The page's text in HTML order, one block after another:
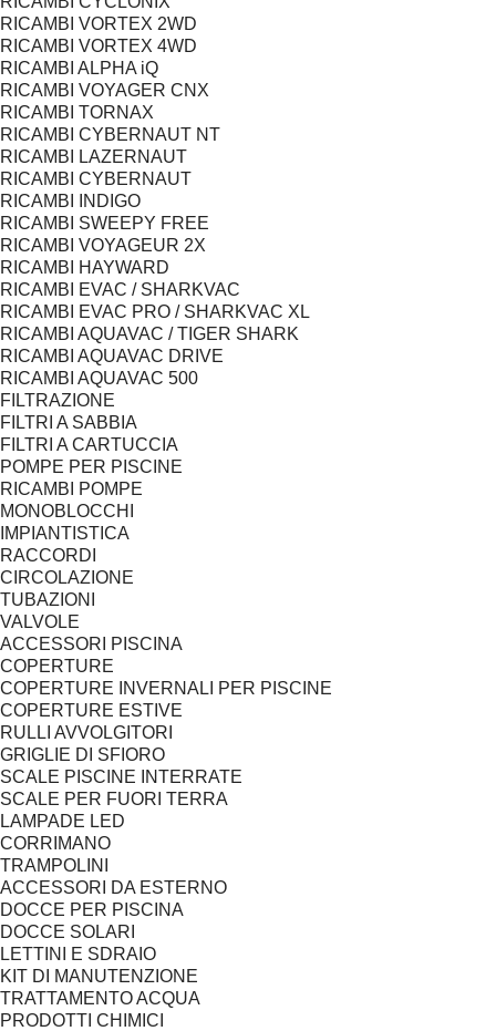
RICAMBI VORTEX 2WD
RICAMBI VORTEX 4WD
RICAMBI ALPHA iQ
RICAMBI VOYAGER CNX
RICAMBI TORNAX
RICAMBI CYBERNAUT NT
RICAMBI LAZERNAUT
RICAMBI CYBERNAUT
RICAMBI INDIGO
RICAMBI SWEEPY FREE
RICAMBI VOYAGEUR 2X
RICAMBI HAYWARD
RICAMBI EVAC / SHARKVAC
RICAMBI EVAC PRO / SHARKVAC XL
RICAMBI AQUAVAC / TIGER SHARK
RICAMBI AQUAVAC DRIVE
RICAMBI AQUAVAC 500
FILTRAZIONE
FILTRI A SABBIA
FILTRI A CARTUCCIA
POMPE PER PISCINE
RICAMBI POMPE
MONOBLOCCHI
IMPIANTISTICA
RACCORDI
CIRCOLAZIONE
TUBAZIONI
VALVOLE
ACCESSORI PISCINA
COPERTURE
COPERTURE INVERNALI PER PISCINE
COPERTURE ESTIVE
RULLI AVVOLGITORI
GRIGLIE DI SFIORO
SCALE PISCINE INTERRATE
SCALE PER FUORI TERRA
LAMPADE LED
CORRIMANO
TRAMPOLINI
ACCESSORI DA ESTERNO
DOCCE PER PISCINA
DOCCE SOLARI
LETTINI E SDRAIO
KIT DI MANUTENZIONE
TRATTAMENTO ACQUA
PRODOTTI CHIMICI